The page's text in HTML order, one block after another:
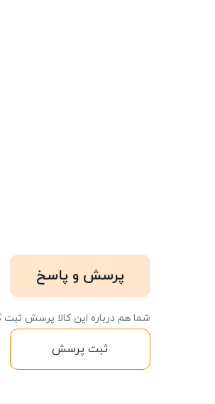
پرسش و پاسخ
شما هم درباره این کالا پرسش ثبت
ثبت پرسش